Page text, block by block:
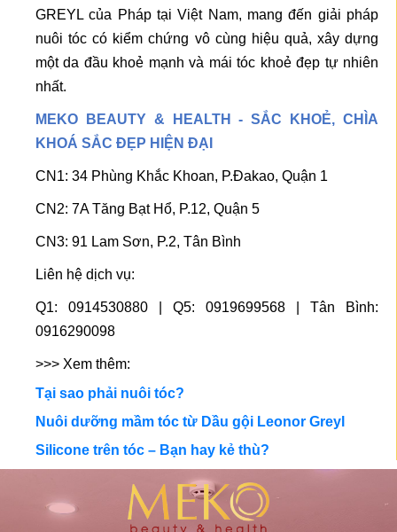
GREYL của Pháp tại Việt Nam, mang đến giải pháp
nuôi tóc có kiểm chứng vô cùng hiệu quả, xây dựng
một da đầu khoẻ mạnh và mái tóc khoẻ đẹp tự nhiên
nhất.
MEKO BEAUTY & HEALTH - SẮC KHOẺ, CHÌA
KHOÁ SẮC ĐẸP HIỆN ĐẠI
CN1: 34 Phùng Khắc Khoan, P.Đakao, Quận 1
CN2: 7A Tăng Bạt Hổ, P.12, Quận 5
CN3: 91 Lam Sơn, P.2, Tân Bình
Liên hệ dịch vụ:
Q1: 0914530880 | Q5: 0919699568 | Tân Bình:
0916290098
>>> Xem thêm:
Tại sao phải nuôi tóc?
Nuôi dưỡng mầm tóc từ Dầu gội Leonor Greyl
Silicone trên tóc – Bạn hay kẻ thù?